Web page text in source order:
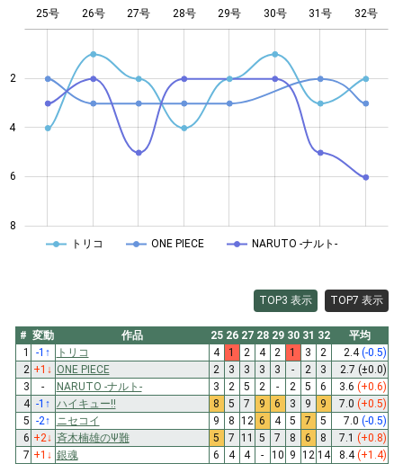
4
2
4
6
8
25号 26号 27号 28号 29号 30号 31号 32号
トリコ ONE PIECE NARUTO -ナルト-
TOP3 表示 TOP7 表示
# 変動 作品 25 26 27 28 29 30 31 32
平均
1
-1 ↑ トリコ 4 1 2 4 2 1 3 2 2.4(-0.5)
2 +1 ↓ ONE PIECE 2 3 3 3 3 - 2 3 2.7 (±0.0)
3
- NARUTO -ナルト- 3 2 5 2 - 2 5 6 3.6 (+0.6)
4 -1 ↑ ハイキュー!! 8 5 7 9 6 3 9 9 7.0 (+0.5)
5 -2↑ ニセコイ 9 8 12 6 4 5 7 5 7.0 (-0.5)
6 +2↓ 斉木楠雄のΨ難 5 7 11 5 7 8 6 8 7.1 (+0.8)
7 +1 ↓ 銀魂 6 4 4 - 10 9 12 14 8.4(+1.4)